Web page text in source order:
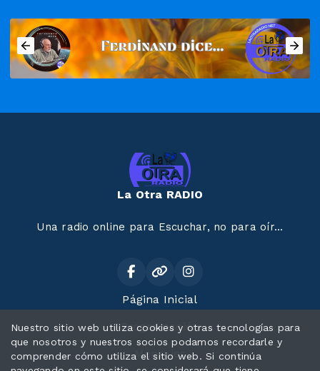
La Otra RADIO
Una radio online para Escuchar, no para oír...
Página Inicial
Programación
Mensajes
Nuestro sitio web utiliza cookies y otras tecnologías para
que nosotros y nuestros socios podamos recordarle y
comprender cómo utiliza el sitio web. Si continúa